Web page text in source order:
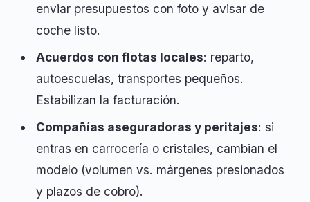
enviar presupuestos con foto y avisar de
coche listo.
Acuerdos con flotas locales: reparto,
autoescuelas, transportes pequeños.
Estabilizan la facturación.
Compañías aseguradoras y peritajes: si
entras en carrocería o cristales, cambian el
modelo (volumen vs. márgenes presionados
y plazos de cobro).